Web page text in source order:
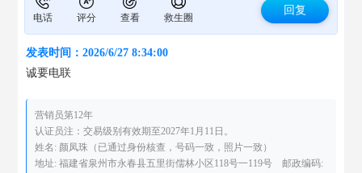
电话 评分 查看 救生圈
回复
发表时间：2026/6/27 8:34:00
诚要电联
营销员第12年
认证员注：交易级别有效期至2027年1月11日。
姓名: 颜凤珠（已通过身份核查，号码一致，照片一致）
地址: 福建省泉州市永春县五里街儒林小区118号一119号 邮政编码: